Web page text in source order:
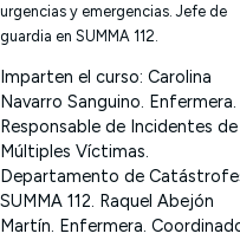
urgencias y emergencias. Jefe de
guardia en SUMMA 112.
Imparten el curso: Carolina
Navarro Sanguino. Enfermera.
Responsable de Incidentes de
Múltiples Víctimas.
Departamento de
SUMMA 112. Raquel Abejón
Martín. Enfermera.